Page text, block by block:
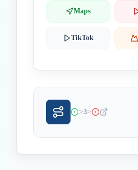
Maps
TikTok
>3>